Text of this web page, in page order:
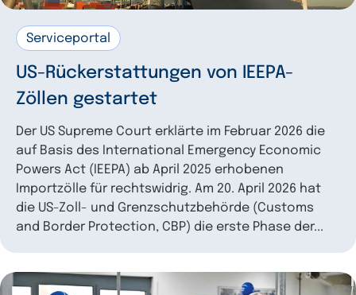
Serviceportal
US-Rückerstattungen von IEEPA-
Zöllen gestartet
Der US Supreme Court erklärte im Februar 2026 die
auf Basis des International Emergency Economic
Powers Act (IEEPA) ab April 2025 erhobenen
Importzölle für rechtswidrig. Am 20. April 2026 hat
die US-Zoll- und Grenzschutzbehörde (Customs
and Border Protection, CBP) die erste Phase der...